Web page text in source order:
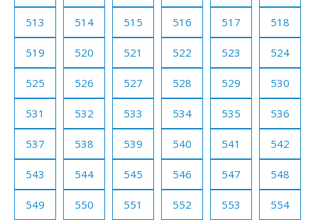
513 514 515 516 517 518
519 520 521 522 523 524
525 526 527 528 529 530
531 532 533 534 535 536
537 538 539 540 541 542
543 544 545 546 547 548
549 550 551 552 553 554